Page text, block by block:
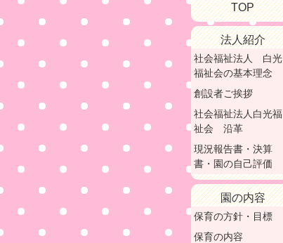
TOP
法人紹介
社会福祉法人 白光
福祉会の基本理念
創設者ご挨拶
社会福祉法人白光福
祉会 沿革
現況報告書・決算
書・園の自己評価
園の内容
保育の方針・目標
保育の内容